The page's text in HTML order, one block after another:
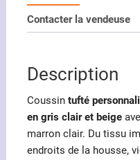
motifs
géométriques
et
Contacter la vendeuse
Description
Coussin tufté
en gris clair et beige
marron clair. Du tissu
endroits de la housse,